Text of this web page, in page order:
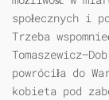
społecznych i
Trzeba
powróciła do
kobieta pod